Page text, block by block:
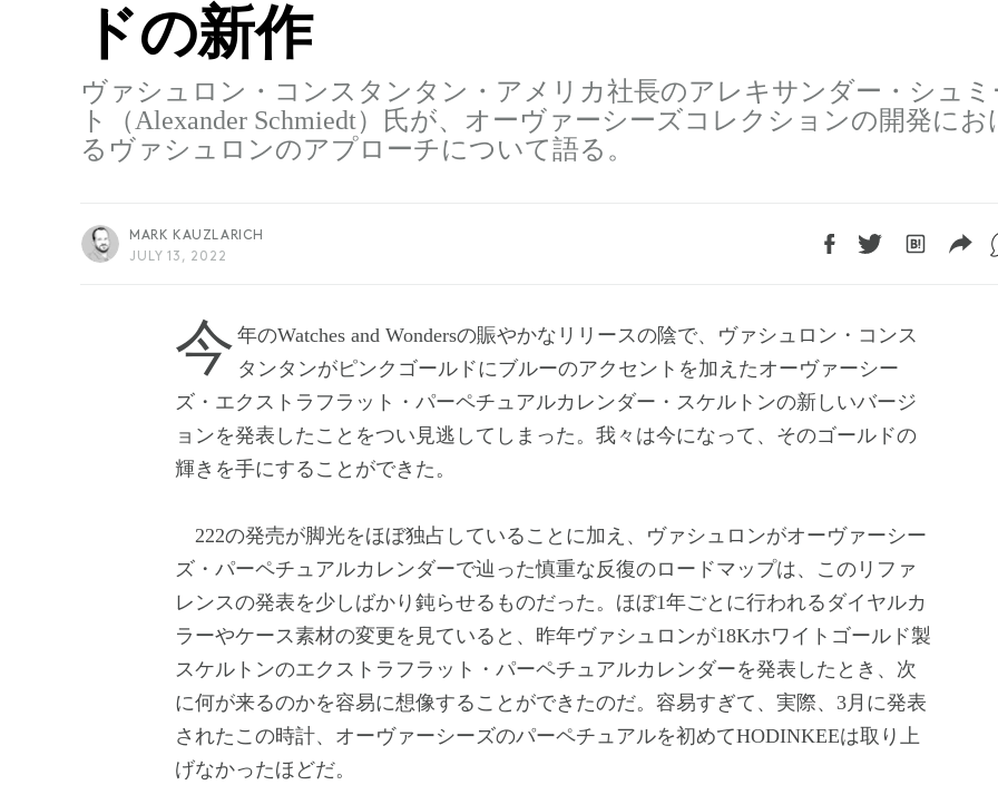
ドの新作
ヴァシュロン・コンスタンタン・アメリカ社長のアレキサンダー・シュミ
ト（Alexander Schmiedt）氏が、オーヴァーシーズコレクションの開発にお
るヴァシュロンのアプローチについて語る。
MARK KAUZLARICH
JULY 13, 2022
今年のWatches and Wondersの賑やかなリリースの陰で、ヴァシュロン・コンス タンタンがピンクゴールドにブルーのアクセントを加えたオーヴァーシー
ズ・エクストラフラット・パーペチュアルカレンダー・スケルトンの新しいバージ
ョンを発表したことをつい見逃してしまった。我々は今になって、そのゴールドの
輝きを手にすることができた。
222の発売が脚光をほぼ独占していることに加え、ヴァシュロンがオーヴァーシー
ズ・パーペチュアルカレンダーで辿った慎重な反復のロードマップは、このリファ
レンスの発表を少しばかり鈍らせるものだった。ほぼ1年ごとに行われるダイヤルカ
ラーやケース素材の変更を見ていると、昨年ヴァシュロンが18Kホワイトゴールド製
スケルトンのエクストラフラット・パーペチュアルカレンダーを発表したとき、次
に何が来るのかを容易に想像することができたのだ。容易すぎて、実際、3月に発表
されたこの時計、オーヴァーシーズのパーペチュアルを初めてHODINKEEは取り上
げなかったほどだ。